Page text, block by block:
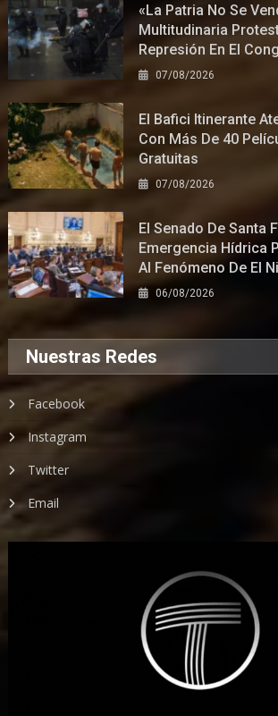
«La Patria No Se
Multitudinaria
Represión En El
07/08/2026
El Bafici Itinerante
Con Más De 40
Gratuitas
07/08/2026
El Senado De Santa
Emergencia Hídrica
Al Fenómeno De El
06/08/2026
Nuestras Redes
Facebook
Instagram
Twitter
Email